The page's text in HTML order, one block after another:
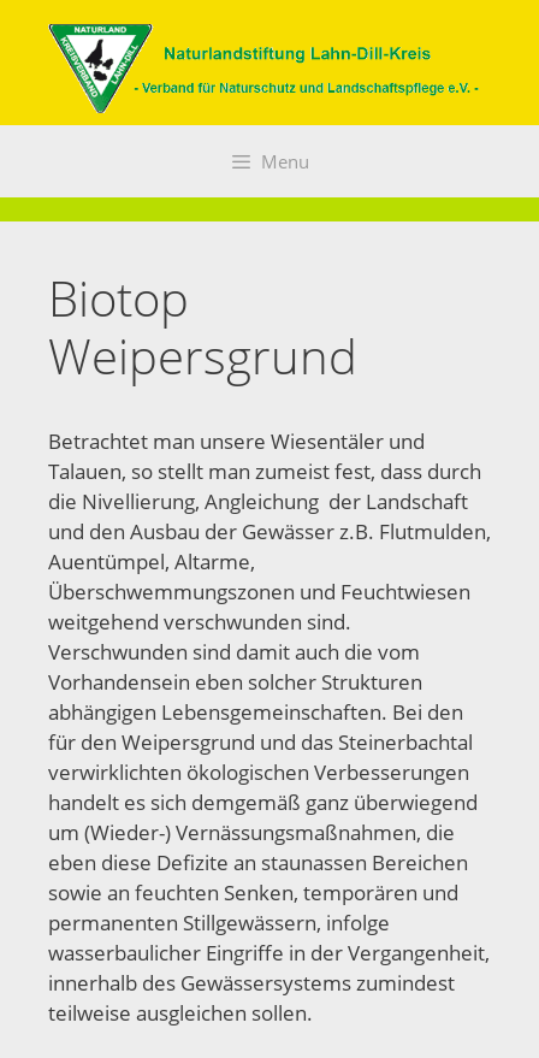
springen
Menu
Biotop
Weipersgrund
Betrachtet man unsere Wiesentäler und
Talauen, so stellt man zumeist fest, dass durch
die Nivellierung, Angleichung der Landschaft
und den Ausbau der Gewässer z.B. Flutmulden,
Auentümpel, Altarme,
Überschwemmungszonen und Feuchtwiesen
weitgehend verschwunden sind.
Verschwunden sind damit auch die vom
Vorhandensein eben solcher Strukturen
abhängigen Lebensgemeinschaften. Bei den
für den Weipersgrund und das Steinerbachtal
verwirklichten ökologischen Verbesserungen
handelt es sich demgemäß ganz überwiegend
um (Wieder-) Vernässungsmaßnahmen, die
eben diese Defizite an staunassen Bereichen
sowie an feuchten Senken, temporären und
permanenten Stillgewässern, infolge
wasserbaulicher Eingriffe in der Vergangenheit,
innerhalb des Gewässersystems zumindest
teilweise ausgleichen sollen.